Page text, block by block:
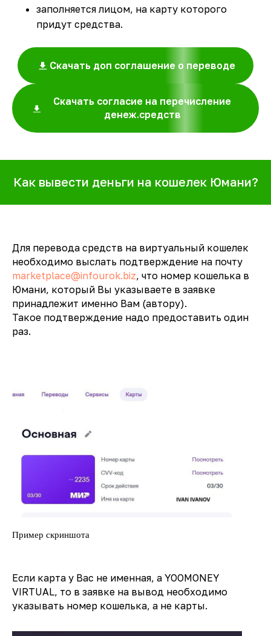
заполняется лицом, на карту которого
придут средства.
Скачать доп соглашение о переводе
Скачать согласие на перечисление
денеж.средств
Как вывести деньги на кошелек Юмани?
Для перевода средств на виртуальный кошелек
необходимо выслать подтверждение на почту
marketplace@infourok.biz, что номер кошелька в
Юмани, который Вы указываете в заявке
принадлежит именно Вам (автору).
Такое подтверждение надо предоставить один
раз.
Пример скриншота
Если карта у Вас не именная, а YOOMONEY
VIRTUAL, то в заявке на вывод необходимо
указывать номер кошелька, а не карты.